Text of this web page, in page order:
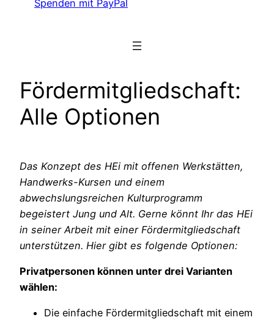
Spenden mit PayPal
Fördermitgliedschaft:
Alle Optionen
Das Konzept des HEi mit offenen Werkstätten,
Handwerks-Kursen und einem
abwechslungsreichen Kulturprogramm
begeistert Jung und Alt. Gerne könnt Ihr das HEi
in seiner Arbeit mit einer Fördermitgliedschaft
unterstützen. Hier gibt es folgende Optionen:
Privatpersonen können unter drei Varianten
wählen:
Die einfache Fördermitgliedschaft mit einem